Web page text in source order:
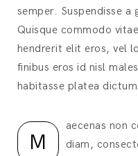
semper. Suspendisse
Quisque commodo
hendrerit elit eros, vel
finibus eros id nisl
habitasse platea
M
aecenas non
diam,